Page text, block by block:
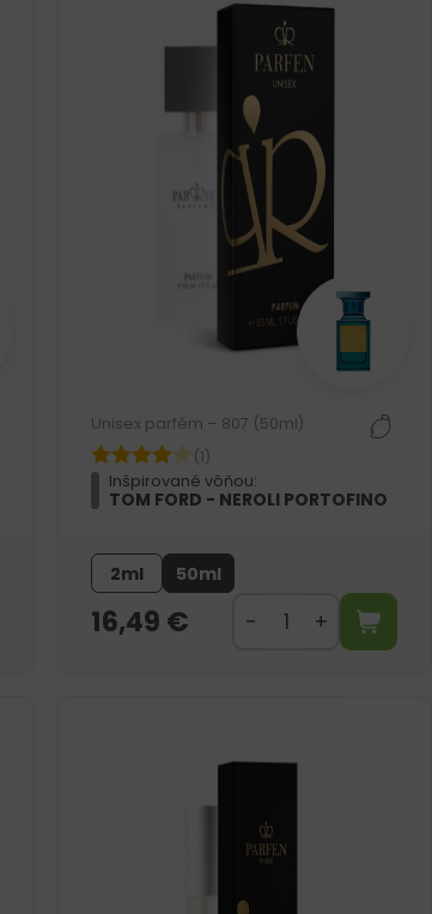
Unisex parfém – 807 (50ml)
(1)
Inšpirované vôňou:
TOM FORD - NEROLI PORTOFINO
2ml 50ml
16,49 €